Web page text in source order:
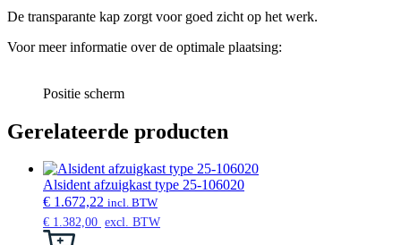
De transparante kap zorgt voor goed zicht op het werk.
Voor meer informatie over de optimale plaatsing:
Positie scherm
Gerelateerde producten
Alsident afzuigkast type 25-106020
€ 1.672,22 incl. BTW
€ 1.382,00 excl. BTW
Dit